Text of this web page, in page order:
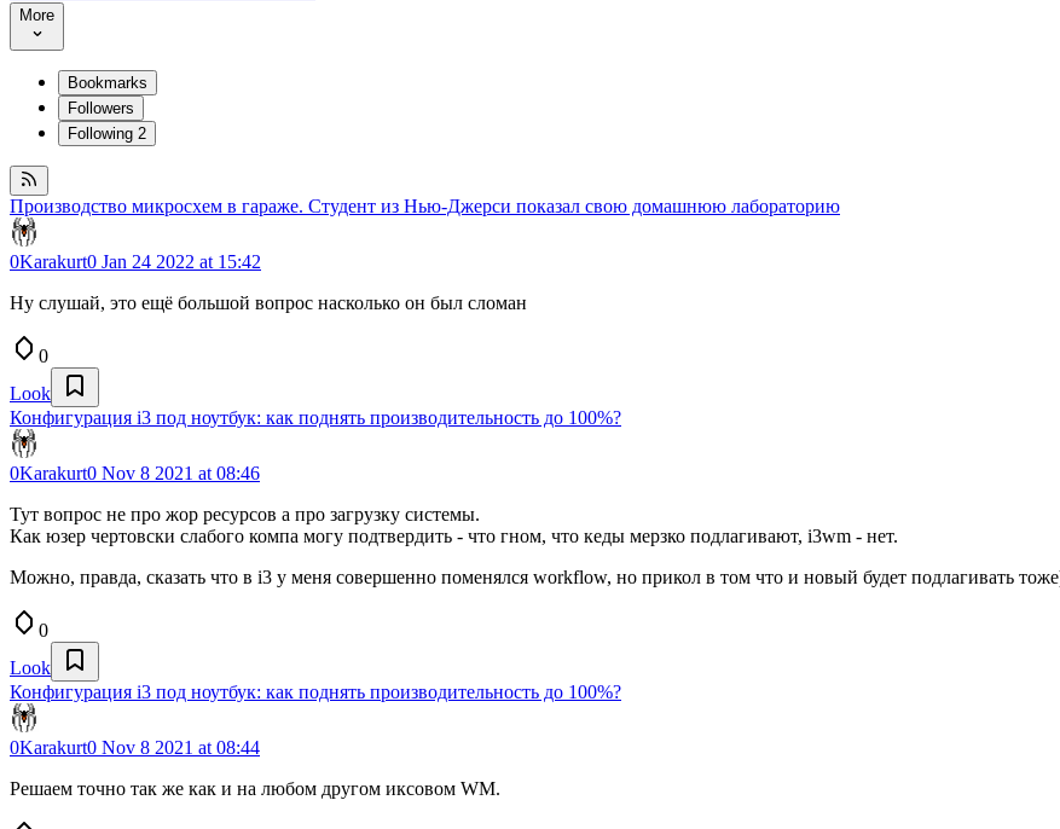
More
Bookmarks
Followers
Following 2
Производство микросхем в гараже. Студент из Нью-Джерси показал свою домашнюю лабораторию
0Karakurt0 Jan 24 2022 at 15:42
Ну слушай, это ещё большой вопрос насколько он был сломан
0
Look
Конфигурация i3 под ноутбук: как поднять производительность до 100%?
0Karakurt0 Nov 8 2021 at 08:46
Тут вопрос не про жор ресурсов а про загрузку системы.
Как юзер чертовски слабого компа могу подтвердить - что гном, что кеды мерзко подлагивают, i3wm - нет.
Можно, правда, сказать что в i3 у меня совершенно поменялся workflow, но прикол в том что и новый будет подлагивать
0
Look
Конфигурация i3 под ноутбук: как поднять производительность до 100%?
0Karakurt0 Nov 8 2021 at 08:44
Решаем точно так же как и на любом другом иксовом WM.